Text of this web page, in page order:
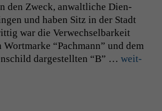
den Zweck, anwaltliche Dien­
und haben Sitz in der Stadt
war die Ver­wech­sel­barkeit
“Pach­mann” und dem
dargestell­ten “B” … weit­